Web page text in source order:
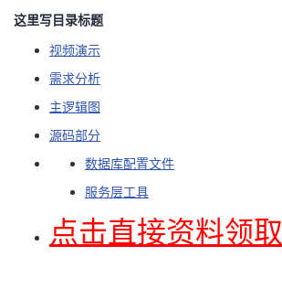
主
的
发
的
我
这里写目录标题
视频演示
需求分析
主逻辑图
源码部分
数据库配置文件
服务层工具
点击直接资料领取